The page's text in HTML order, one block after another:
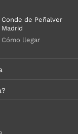
Conde de Peñalver
Madrid
Cómo llegar